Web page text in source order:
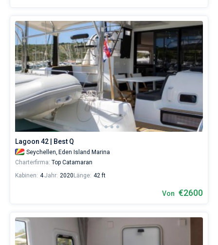
Lagoon 42 | Best Q
Seychellen, Eden Island Marina
Charterfirma: Top Catamaran
Kabinen: 4Jahr: 2020 Länge: 42 ft
Von €2600